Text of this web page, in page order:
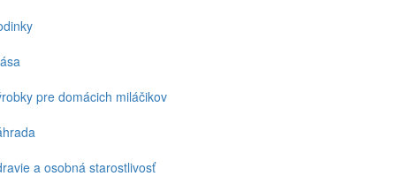
pre domácich miláčikov
a osobná starostlivosť